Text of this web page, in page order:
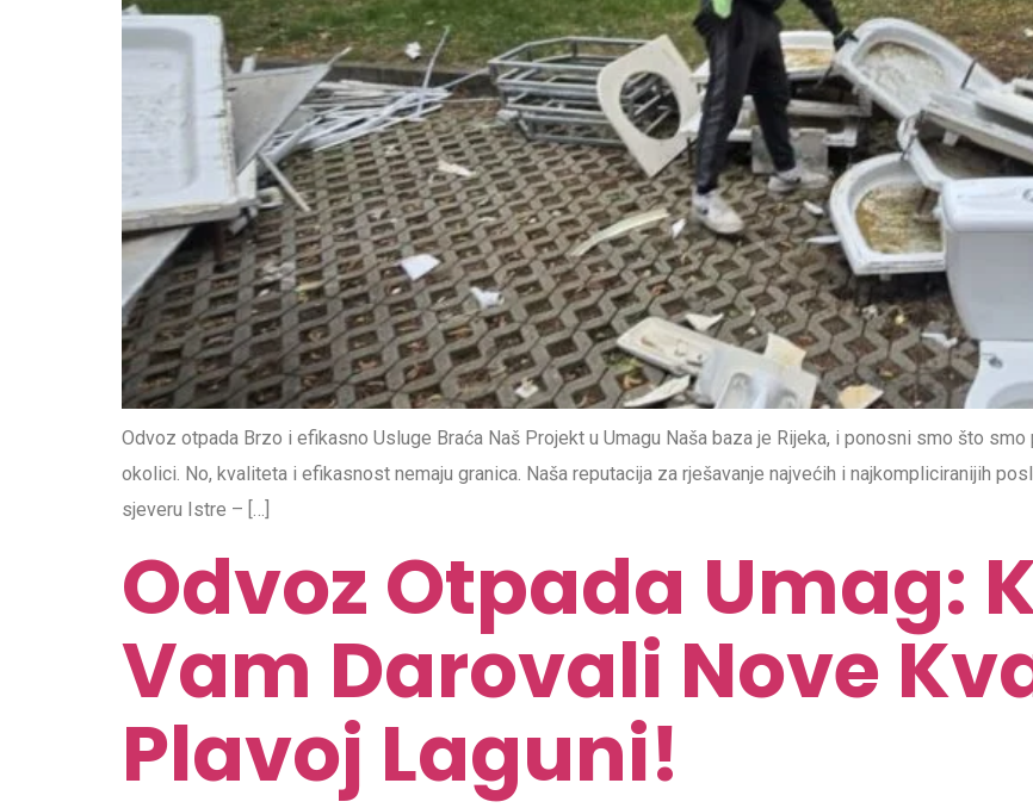
Odvoz otpada Brzo i efikasno Usluge Braća Naš Projekt u Umagu Naša baza je Rijeka, i ponosni smo što
okolici. No, kvaliteta i efikasnost nemaju granica. Naša reputacija za rješavanje najvećih i najkompliciranijih
sjeveru Istre – […]
Odvoz Otpada Umag:
Vam Darovali Nove
Plavoj Laguni!